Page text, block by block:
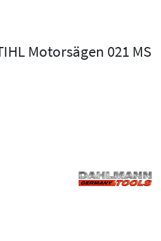
Motorsägen 021 MS